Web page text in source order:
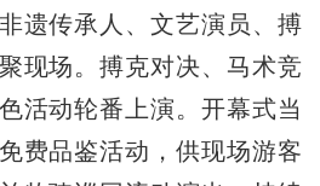
遗传承人、文艺演员、搏
现场。搏克对决、马术竞
活动轮番上演。开幕式当
费品鉴活动，供现场游客